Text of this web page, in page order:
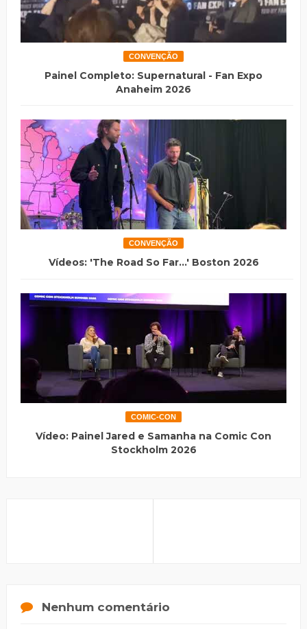
CONVENÇÃO
Painel Completo: Supernatural - Fan Expo
Anaheim 2026
CONVENÇÃO
Vídeos: 'The Road So Far...' Boston 2026
COMIC-CON
Vídeo: Painel Jared e Samanha na Comic Con
Stockholm 2026
Nenhum comentário